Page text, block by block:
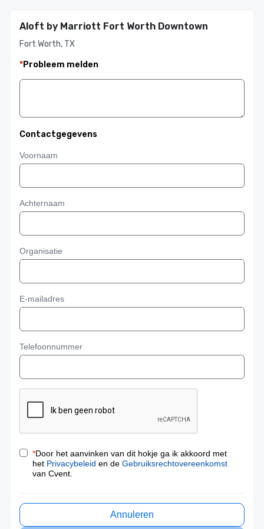
Aloft by Marriott Fort Worth Downtown
Fort Worth, TX
*Probleem melden
Contactgegevens
Voornaam
Achternaam
Organisatie
E-mailadres
Telefoonnummer
*Door het aanvinken van dit hokje ga ik akkoord met
het Privacybeleid en de Gebruiksrechtovereenkomst
van Cvent.
Annuleren